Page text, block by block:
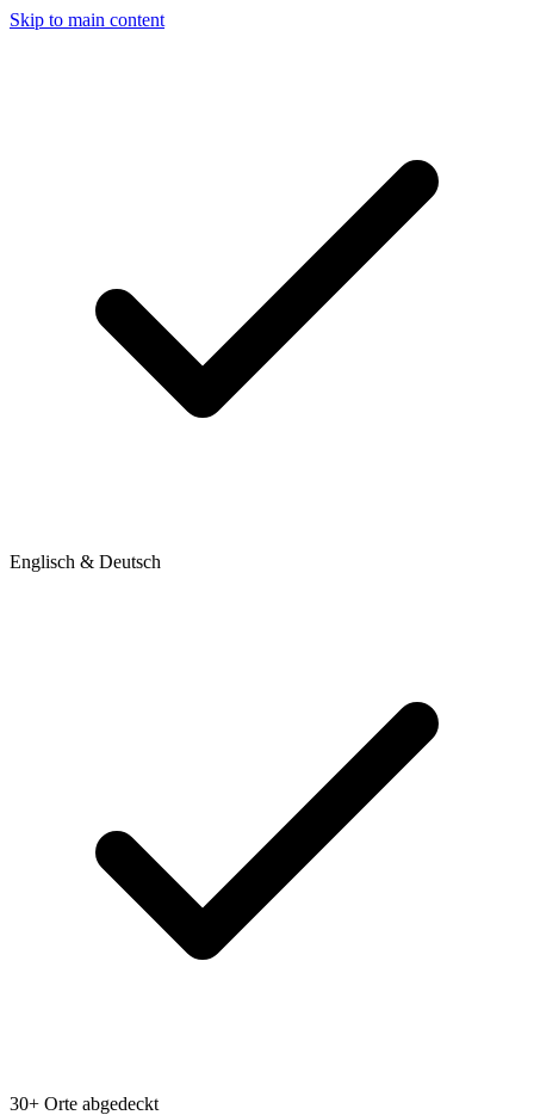
Skip to main content
Englisch & Deutsch
30+ Orte abgedeckt